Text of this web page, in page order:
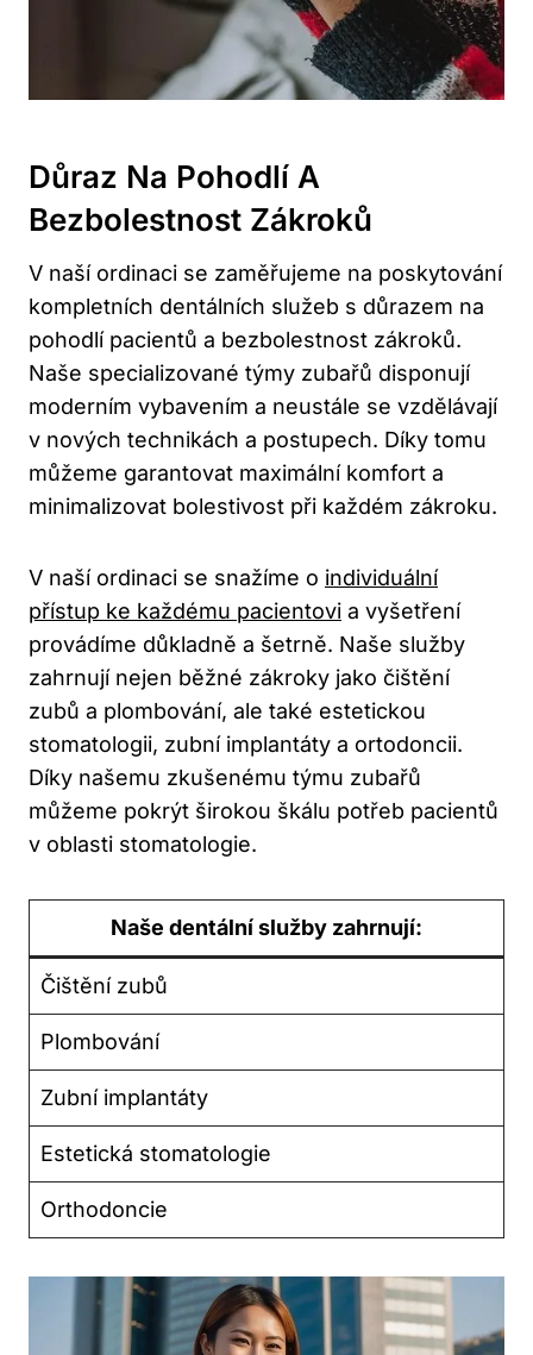
Důraz Na Pohodlí A
Bezbolestnost Zákroků
V naší ordinaci se zaměřujeme na poskytování
kompletních dentálních služeb s důrazem na
pohodlí pacientů a bezbolestnost zákroků.
Naše specializované týmy zubařů disponují
moderním vybavením a neustále se vzdělávají
v nových technikách a postupech. Díky tomu
můžeme garantovat maximální komfort a
minimalizovat bolestivost při každém zákroku.
V naší ordinaci se snažíme o individuální
přístup ke každému pacientovi a vyšetření
provádíme důkladně a šetrně. Naše služby
zahrnují nejen běžné zákroky jako čištění
zubů a plombování, ale také estetickou
stomatologii, zubní implantáty a ortodoncii.
Díky našemu zkušenému týmu zubařů
můžeme pokrýt širokou škálu potřeb pacientů
v oblasti stomatologie.
Naše dentální služby zahrnují:
Čištění zubů
Plombování
Zubní implantáty
Estetická stomatologie
Orthodoncie